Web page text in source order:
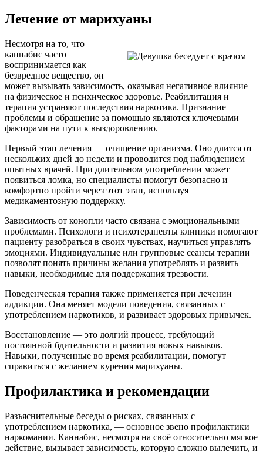
Лечение от марихуаны
Несмотря на то, что
каннабис часто
воспринимается как
безвредное вещество, он
может вызывать зависимость, оказывая негативное влияние
на физическое и психическое здоровье. Реабилитация и
терапия устраняют последствия наркотика. Признание
проблемы и обращение за помощью являются ключевыми
факторами на пути к выздоровлению.
Первый этап лечения — очищение организма. Оно длится от
нескольких дней до недели и проводится под наблюдением
опытных врачей. При длительном употреблении может
появиться ломка, но специалисты помогут безопасно и
комфортно пройти через этот этап, используя
медикаментозную поддержку.
Зависимость от конопли часто связана с эмоциональными
проблемами. Психологи и психотерапевты клиники помогают
пациенту разобраться в своих чувствах, научиться управлять
эмоциями. Индивидуальные или групповые сеансы терапии
позволят понять причины желания употреблять и развить
навыки, необходимые для поддержания трезвости.
Поведенческая терапия также применяется при лечении
аддикции. Она меняет модели поведения, связанных с
употреблением наркотиков, и развивает здоровых привычек.
Восстановление — это долгий процесс, требующий
постоянной бдительности и развития новых навыков.
Навыки, полученные во время реабилитации, помогут
справиться с желанием курения марихуаны.
Профилактика и рекомендации
Разъяснительные беседы о рисках, связанных с
употреблением наркотика, — основное звено профилактики
наркомании. Каннабис, несмотря на своё относительно мягкое
действие, вызывает зависимость, которую сложно вылечить, и